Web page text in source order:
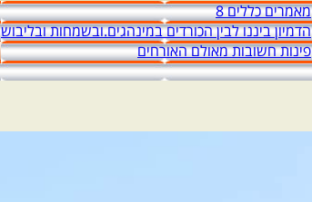
מאמרים כללים 8
הדמיון ביננו לבין הכורדים במינהגים.ובשמחות ובליבוש
פינות חשובות מאולם האורחים